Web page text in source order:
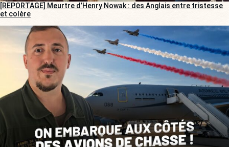
[REPORTAGE] Meurtre d’Henry Nowak : des Anglais entre tristesse
et colère